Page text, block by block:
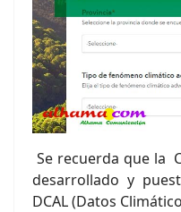
Se recuerda que la
desarrollado y
DCAL (Datos